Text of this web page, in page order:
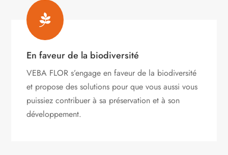

En faveur de la biodiversité
VEBA FLOR s’engageen faveur de la biodiversité
et propose des solutions pour que vous aussi vous
puissiez contribuer à sa préservation et à son
développement.